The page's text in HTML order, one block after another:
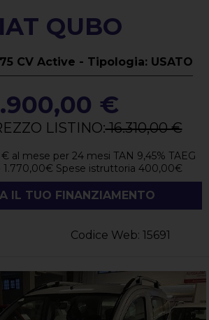
Codice Web: 15691
QUBO
CV Active - Tipologia: USATO
€
LISTINO:16.310,00 €
€ al mese per 24 mesi TAN 9,45% TAEG
1.770,00€ Spese istruttoria 400,00€
IL TUO FINANZIAMENTO